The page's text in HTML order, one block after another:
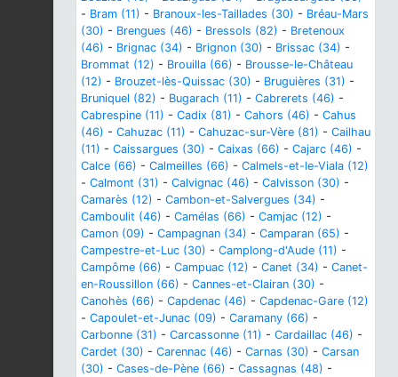
- Bram (11) - Branoux-les-Taillades (30) - Bréau-Mars
(30) - Brengues (46) - Bressols (82) - Bretenoux
(46) - Brignac (34) - Brignon (30) - Brissac (34) -
Brommat (12) - Brouilla (66) - Brousse-le-Château
(12) - Brouzet-lès-Quissac (30) - Bruguières (31) -
Bruniquel (82) - Bugarach (11) - Cabrerets (46) -
Cabrespine (11) - Cadix (81) - Cahors (46) - Cahus
(46) - Cahuzac (11) - Cahuzac-sur-Vère (81) - Cailhau
(11) - Caissargues (30) - Caixas (66) - Cajarc (46) -
Calce (66) - Calmeilles (66) - Calmels-et-le-Viala (12)
- Calmont (31) - Calvignac (46) - Calvisson (30) -
Camarès (12) - Cambon-et-Salvergues (34) -
Camboulit (46) - Camélas (66) - Camjac (12) -
Camon (09) - Campagnan (34) - Camparan (65) -
Campestre-et-Luc (30) - Camplong-d'Aude (11) -
Campôme (66) - Campuac (12) - Canet (34) - Canet-
en-Roussillon (66) - Cannes-et-Clairan (30) -
Canohès (66) - Capdenac (46) - Capdenac-Gare (12)
- Capoulet-et-Junac (09) - Caramany (66) -
Carbonne (31) - Carcassonne (11) - Cardaillac (46) -
Cardet (30) - Carennac (46) - Carnas (30) - Carsan
(30) - Cases-de-Pène (66) - Cassagnas (48) -